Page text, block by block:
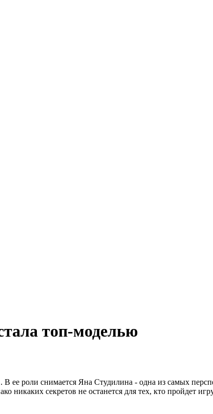
топ-моделью
В ее роли снимается Яна Студилина - одна из самых
никаких секретов не останется для тех, кто пройдет